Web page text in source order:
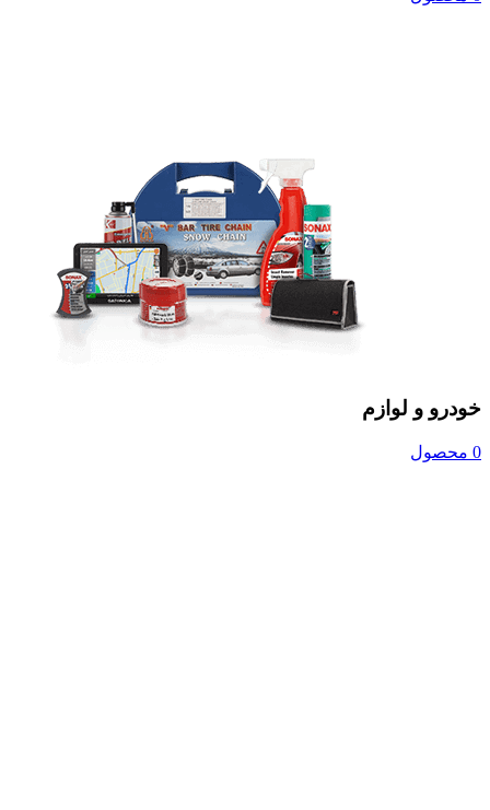
خودرو و لوازم
0 محصول